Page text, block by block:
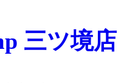
三ツ境店